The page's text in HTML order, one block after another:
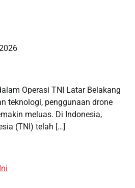
Operasi TNI Latar Belakang
teknologi, penggunaan drone
meluas. Di Indonesia,
(TNI) telah […]